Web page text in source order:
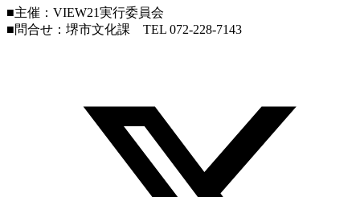
■主催：VIEW21実行委員会
■問合せ：堺市文化課 TEL 072-228-7143